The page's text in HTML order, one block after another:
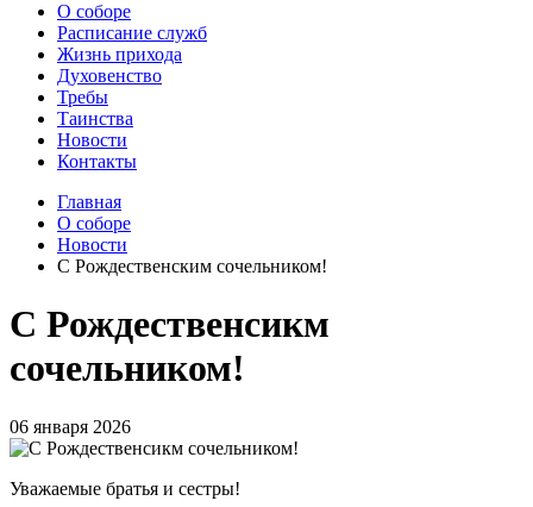
О соборе
Расписание служб
Жизнь прихода
Духовенство
Требы
Таинства
Новости
Контакты
Главная
О соборе
Новости
С Рождественским сочельником!
С Рождественсикм
сочельником!
06 января 2026
Уважаемые братья и сестры!